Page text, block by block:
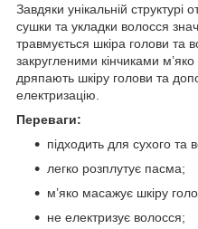
Завдяки унікальній структурі
сушки та укладки волосся
травмується шкіра голови та
закругленими кінчиками
дряпають шкіру голови та
електризацію.
Переваги:
підходить для сухого та
легко розплутує пасма;
м’яко масажує шкіру
не електризує волосся;